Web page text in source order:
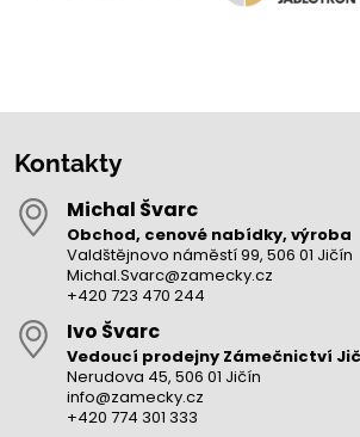
Kontakty
Michal Švarc
Obchod, cenové nabídky, výroba
Valdštějnovo náměstí 99, 506 01 Jičín
Michal.Svarc@zamecky.cz
+420 723 470 244
Ivo Švarc
Vedoucí prodejny Zámečnictví
Nerudova 45, 506 01 Jičín
info@zamecky.cz
+420 774 301 333